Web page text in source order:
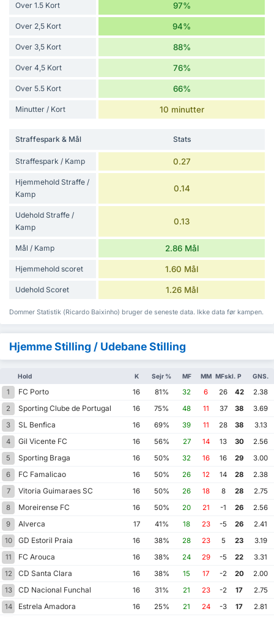
Over 1.5 Kort 97%
Over 2,5 Kort 94%
Over 3,5 Kort 88%
Over 4,5 Kort 76%
Over 5.5 Kort 66%
Minutter / Kort 10 minutter
Straffespark & Mål Stats
Straffespark / Kamp 0.27
Hjemmehold Straffe /
Kamp
0.14
Udehold Straffe /
Kamp
0.13
Mål / Kamp 2.86 Mål
Hjemmehold scoret 1.60 Mål
Udehold Scoret 1.26 Mål
Dommer Statistik (Ricardo Baixinho) bruger de seneste data. Ikke data før kampen.
Hjemme Stilling / Udebane Stilling
Hold K Sejr % MF MM MFskl. P GNS.
1 FC Porto 16 81% 32 6 26 42
2.38
2
Sporting Clube de Portugal 16 75% 48 11 37 38
3.69
3
SL Benfica 16 69% 39 11 28 38
3.13
4
Gil Vicente FC 16 56% 27 14 13 30
2.56
5
Sporting Braga 16 50% 32 16 16 29
3.00
6
FC Famalicao 16 50% 26 12 14 28
2.38
7
Vitoria Guimaraes SC 16 50% 26 18 8 28
2.75
8
Moreirense FC 16 50% 20 21 -1 26
2.56
9
Alverca 17 41% 18 23 -5 26
2.41
10
GD Estoril Praia 16 38% 28 23 5 23
3.19
11
FC Arouca 16 38% 24 29 -5 22
3.31
12
CD Santa Clara 16 38% 15 17 -2 20
2.00
13
CD Nacional Funchal 16 31% 21 23 -2 17
2.75
14
Estrela Amadora 16 25% 21 24 -3 17
2.81